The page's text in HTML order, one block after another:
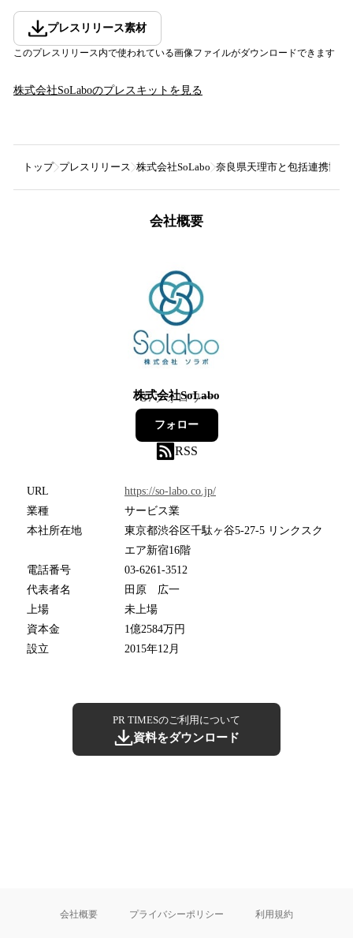
プレスリリース素材
このプレスリリース内で使われている画像ファイルがダウンロードできます
株式会社SoLaboのプレスキットを見る
トップ プレスリリース 株式会社SoLabo 奈良県天理市と包括連携協定
会社概要
株式会社SoLabo
37フォロワー
フォロー
RSS
URL
https://so-labo.co.jp/
業種
サービス業
本社所在地
東京都渋谷区千駄ヶ谷5-27-5 リンクスク
エア新宿16階
電話番号
03-6261-3512
代表者名
田原 広一
上場
未上場
資本金
1億2584万円
設立
2015年12月
PR TIMESのご利用について
資料をダウンロード
会社概要 プライバシーポリシー 利用規約